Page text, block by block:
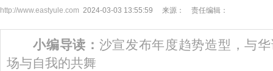
http://www.eastyule.com 2024-03-03 13:55:59 来源： 责任编辑：
小编导读： 沙宣发布年度趋势造型，与
场与自我的共舞